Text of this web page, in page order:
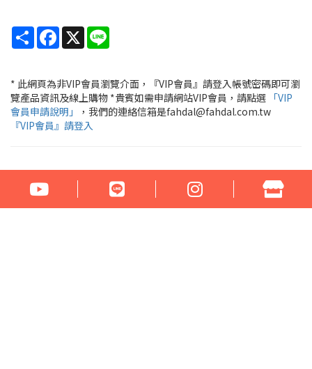
Share Facebook
X
* 此網頁為非VIP會員瀏覽介面，『VIP會員』請登入帳號密碼即可瀏
覽產品資訊及線上購物 *貴賓如需申請網站VIP會員，請點選 「VIP
會員申請說明」
，我們的連絡信箱是fahdal@fahdal.com.tw
『VIP會員』請登入
公司名稱：花言草語貿易有限公司